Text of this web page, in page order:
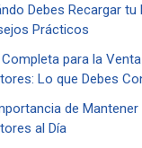
Debes Recargar tu
Prácticos
Completa para la
Lo que Debes
de Mantener
al Día